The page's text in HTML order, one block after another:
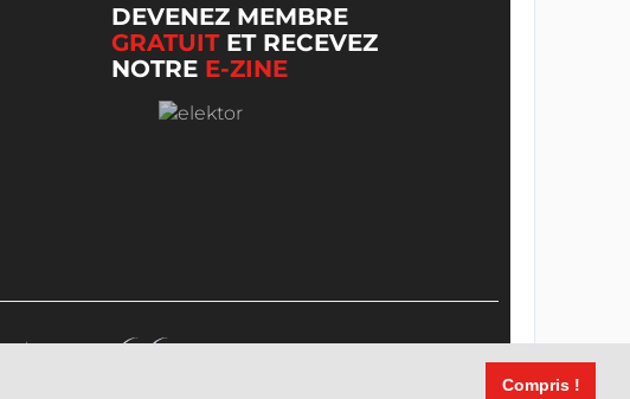
Compris !
DEVENEZ MEMBRE
GRATUITET RECEVEZ
NOTRE E-ZINE